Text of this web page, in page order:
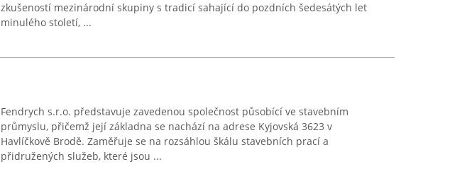
zkušeností mezinárodní skupiny s tradicí sahající do pozdních šedesátých let
minulého století, ...
Fendrych s.r.o. představuje zavedenou společnost působící ve stavebním
průmyslu, přičemž její základna se nachází na adrese Kyjovská 3623 v
Havlíčkově Brodě. Zaměřuje se na rozsáhlou škálu stavebních prací a
přidružených služeb, které jsou ...